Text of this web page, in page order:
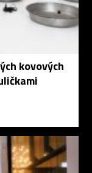
kovových